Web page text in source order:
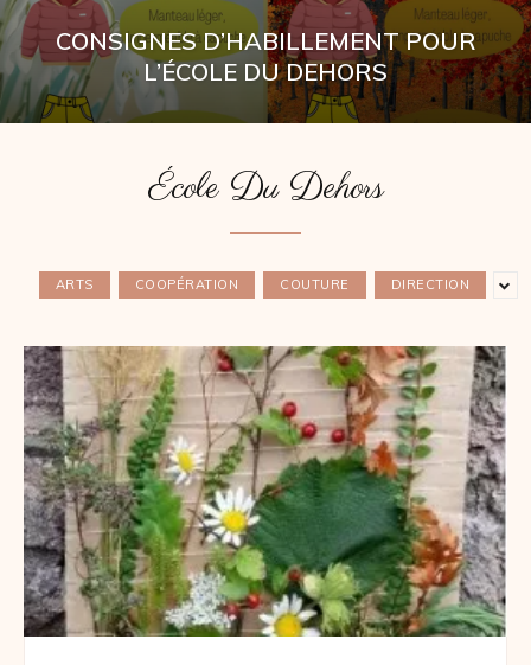
CONSIGNES D’HABILLEMENT POUR
L’ÉCOLE DU DEHORS
École Du Dehors
ARTS COOPÉRATION COUTURE DIRECTION